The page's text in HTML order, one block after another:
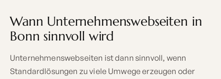
Wann Unternehmenswebseiten in
Bonn sinnvoll wird
Unternehmenswebseiten ist dann sinnvoll, wenn
Standardlösungen zu viele Umwege erzeugen oder